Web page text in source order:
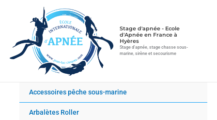
Stage d'apnée - Ecole
d'Apnée en France à
Hyères
Stage d'apnée, stage chasse sous-
marine, sirène et secourisme
Accessoires pêche sous-marine
Arbalètes Roller